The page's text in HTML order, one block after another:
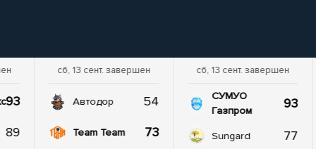
93
89
сб, 13 сент. завершен
Автодор 54
Team Team 73
сб, 13 сент. завершен
СУМУО
Газпром
93
Sungard 77